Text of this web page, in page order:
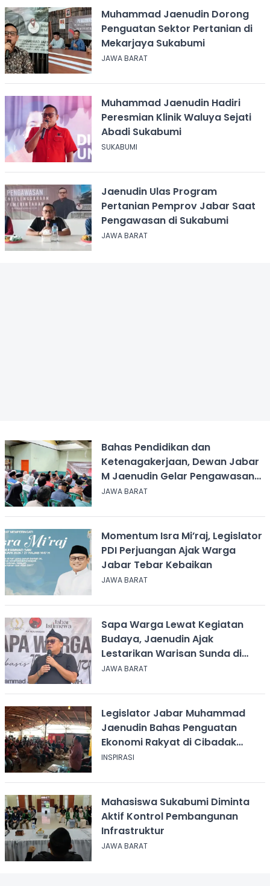
Muhammad Jaenudin Dorong
Penguatan Sektor Pertanian di
Mekarjaya Sukabumi
JAWA BARAT
Muhammad Jaenudin Hadiri
Peresmian Klinik Waluya Sejati
Abadi Sukabumi
SUKABUMI
Jaenudin Ulas Program
Pertanian Pemprov Jabar Saat
Pengawasan di Sukabumi
JAWA BARAT
Bahas Pendidikan dan
Ketenagakerjaan, Dewan Jabar
M Jaenudin Gelar Pengawasan
di Cimahi Sukabumi
JAWA BARAT
Momentum Isra Mi’raj, Legislator
PDI Perjuangan Ajak Warga
Jabar Tebar Kebaikan
JAWA BARAT
Sapa Warga Lewat Kegiatan
Budaya, Jaenudin Ajak
Lestarikan Warisan Sunda di
Sukabumi
JAWA BARAT
Legislator Jabar Muhammad
Jaenudin Bahas Penguatan
Ekonomi Rakyat di Cibadak
Sukabumi
INSPIRASI
Mahasiswa Sukabumi Diminta
Aktif Kontrol Pembangunan
Infrastruktur
JAWA BARAT